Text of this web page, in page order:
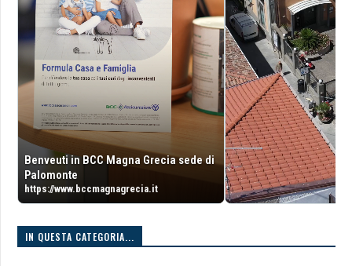
Benveuti in BCC Magna Grecia sede di
Palomonte
https://www.bccmagnagrecia.it
IN QUESTA CATEGORIA...